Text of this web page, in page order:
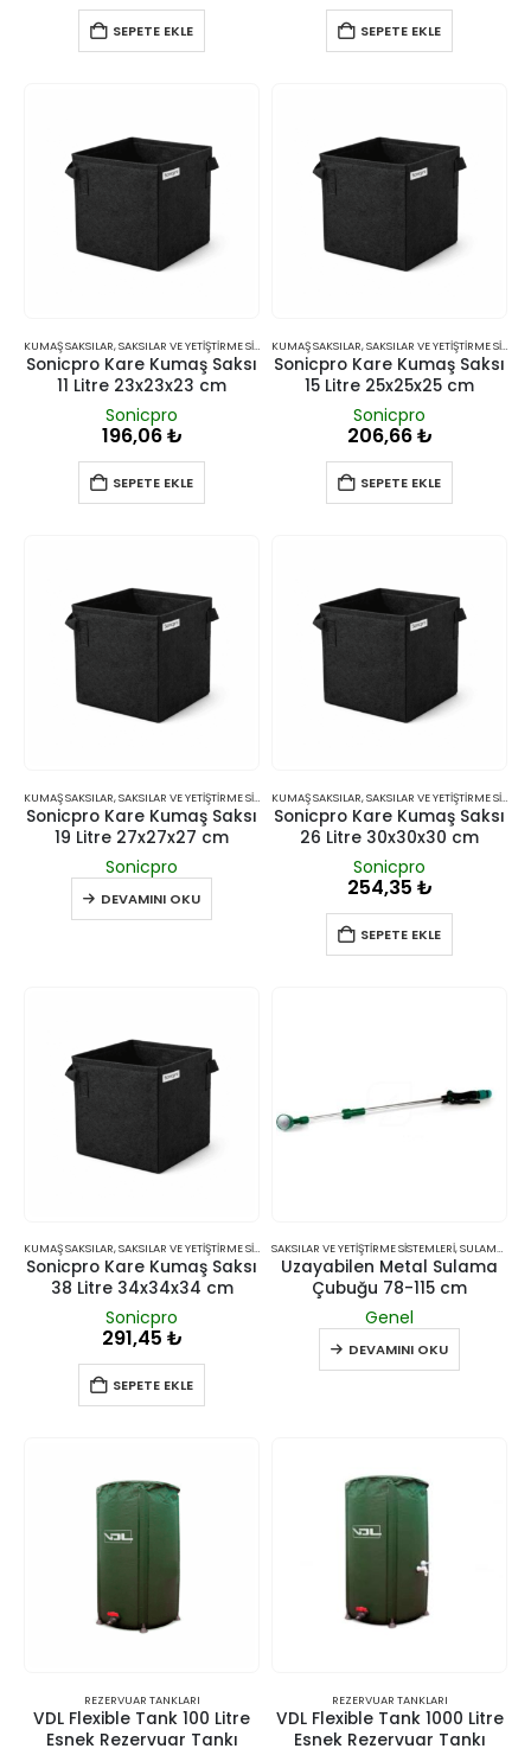
SEPETE EKLE SEPETE EKLE
KUMAŞ SAKSILAR,SAKSILAR VE YETIŞTIRME SISTEMLERI
Sonicpro Kare Kumaş Saksı
11 Litre 23x23x23 cm
Sonicpro
196,06₺
SEPETE EKLE
KUMAŞ SAKSILAR,SAKSILAR VE YETIŞTIRME SISTEMLERI
Sonicpro Kare Kumaş Saksı
15 Litre 25x25x25 cm
Sonicpro
206,66₺
SEPETE EKLE
KUMAŞ SAKSILAR,SAKSILAR VE YETIŞTIRME SISTEMLERI
Sonicpro Kare Kumaş Saksı
19 Litre 27x27x27 cm
Sonicpro
DEVAMINI OKU
KUMAŞ SAKSILAR,SAKSILAR VE YETIŞTIRME SISTEMLERI
Sonicpro Kare Kumaş Saksı
26 Litre 30x30x30 cm
Sonicpro
254,35 ₺
SEPETE EKLE
KUMAŞ SAKSILAR,SAKSILAR VE YETIŞTIRME SISTEMLERI
Sonicpro Kare Kumaş Saksı
38 Litre 34x34x34 cm
Sonicpro
291,45 ₺
SEPETE EKLE
SAKSILAR VE YETIŞTIRME SISTEMLERI,SULAMA SISTEMLERI
Uzayabilen Metal Sulama
Çubuğu 78-115 cm
Genel
DEVAMINI OKU
REZERVUAR TANKLARI
VDL Flexible Tank 100 Litre
Esnek Rezervuar Tankı
REZERVUAR TANKLARI
VDL Flexible Tank 1000 Litre
Esnek Rezervuar Tankı